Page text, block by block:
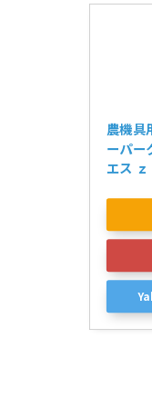
農機具
ーパー
エス ｚ